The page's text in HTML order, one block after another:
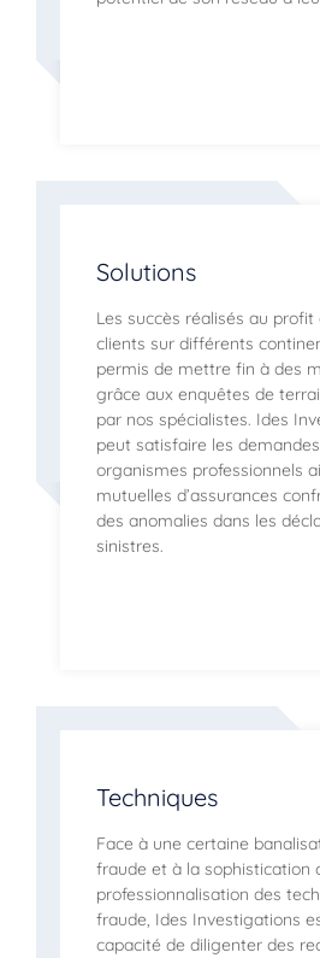
Solutions
Les succès réalisés au profit
clients sur différents
permis de mettre fin à des
grâce aux enquêtes de
par nos spécialistes. Ides
peut satisfaire les
organismes professionnels
mutuelles d’assurances
des anomalies dans les
sinistres.
Techniques
Face à une certaine
fraude et à la sophistication
professionnalisation des
fraude, Ides Investigations
capacité de diligenter des